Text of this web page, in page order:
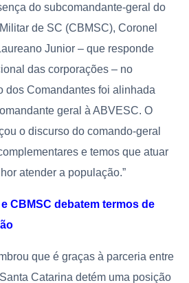
do subcomandante-geral do
de SC (CBMSC), Coronel
Junior – que responde
das corporações – no
dos Comandantes foi alinhada
geral à ABVESC. O
o discurso do comando-geral
e temos que atuar
atender a população.”
CBMSC debatem termos de
que é graças à parceria entre
Catarina detém uma posição